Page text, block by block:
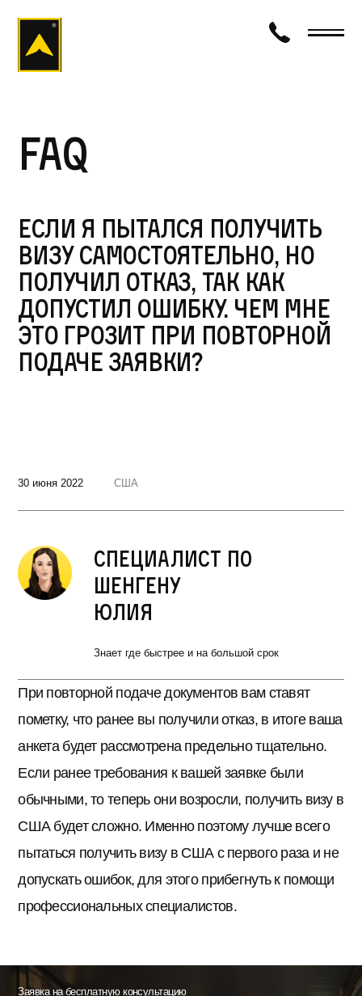
FAQ
Если я пытался получить
визу самостоятельно, но
получил отказ, так как
допустил ошибку. Чем мне
это грозит при повторной
подаче заявки?
30 июня 2022 США
Специалист по
Шенгену
Юлия
Знает где быстрее и на большой срок
При повторной подаче документов вам ставят
пометку, что ранее вы получили отказ, в итоге ваша
анкета будет рассмотрена предельно тщательно.
Если ранее требования к вашей заявке были
обычными, то теперь они возросли, получить визу в
США будет сложно. Именно поэтому лучше всего
пытаться получить визу в США с первого раза и не
допускать ошибок, для этого прибегнуть к помощи
профессиональных специалистов.
Заявка на бесплатную консультацию